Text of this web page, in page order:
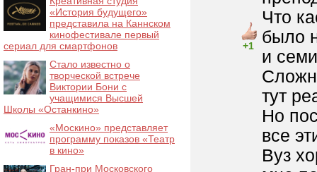
+1
Что
было
и
тут
Но
все
Вуз
«История будущего»
представила на Каннском
кинофестивале первый
сериал для смартфонов
Стало известно о
творческой встрече
Виктории Бони с
учащимися Высшей
Школы «Останкино»
«Москино» представляет
программу показов «Театр
в кино»
Гран-при Московского